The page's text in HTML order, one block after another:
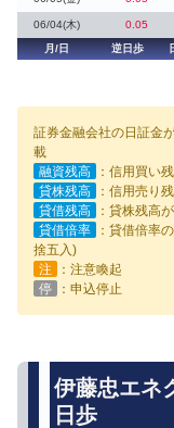
06/04(木) 0.05
月/日
逆日歩
証券金融会社の日証金
載
融資残高
：信用買い残
貸株残高
：信用売り残
貸借残高
：貸株残高
貸借倍率
：貸借倍率
捨五入)
注
：注意喚起
停
：申込停止
伊藤忠エネ
日歩